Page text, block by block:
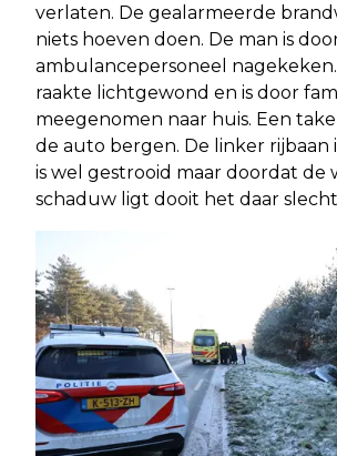
verlaten. De gealarmeerde
niets hoeven doen. De man is
ambulancepersoneel
raakte lichtgewond en is door
meegenomen naar huis. Een
de auto bergen. De linker rijbaan
is wel gestrooid maar doordat de
schaduw ligt dooit het daar